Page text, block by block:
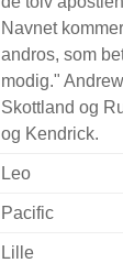
Navnet
andros, som
modig."
Skottland og
og Kendrick.
Leo
Pacific
Lille